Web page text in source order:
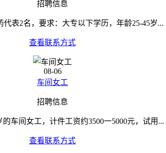
招聘信息
代表2名，要求：大专以下学历，年龄25-45岁...
查看联系方式
08-06
车间女工
招聘信息
的车间女工，计件工资约3500一5000元，试用...
查看联系方式